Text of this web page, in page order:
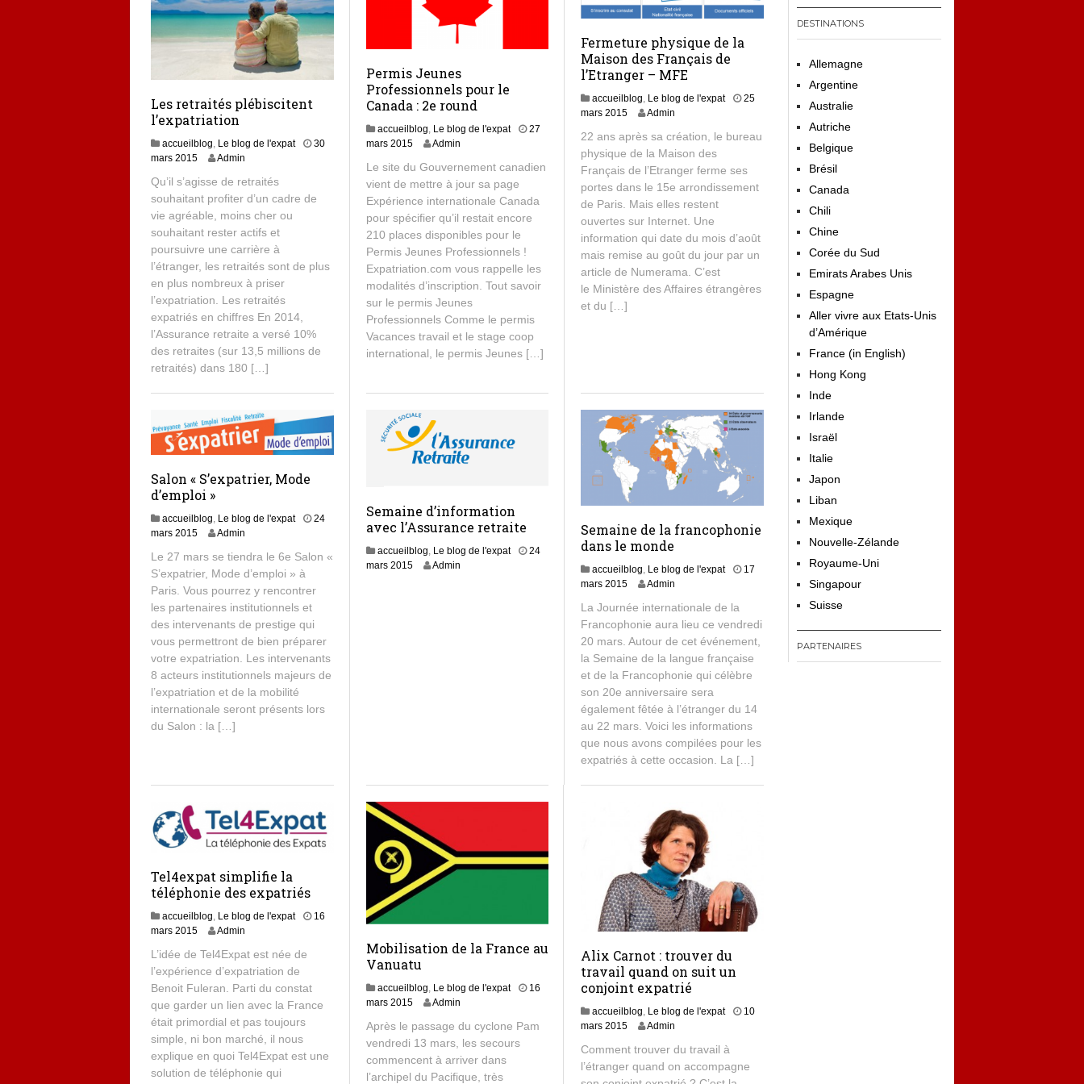
Les retraités plébiscitent
l’expatriation
accueilblog, Le blog de l'expat
30
mars 2015
Admin
Qu’il s’agisse de retraités
souhaitant profiter d’un cadre de
vie agréable, moins cher ou
souhaitant rester actifs et
poursuivre une carrière à
l’étranger, les retraités sont de plus
en plus nombreux à priser
l’expatriation. Les retraités
expatriés en chiffres En 2014,
l’Assurance retraite a versé 10%
des retraites (sur 13,5 millions de
retraités) dans 180 […]
Permis Jeunes
Professionnels pour le
Canada : 2e round
accueilblog, Le blog de l'expat
27
mars 20152
m
a
r
s
1
5
Admin
Le site du Gouvernement canadien
vient de mettre à jour sa page
Expérience internationale Canada
pour spécifier qu’il restait encore
210 places disponibles pour le
Permis Jeunes Professionnels !
Expatriation.com vous rappelle les
modalités d’inscription. Tout savoir
sur le permis Jeunes
Professionnels Comme le permis
Vacances travail et le stage coop
international, le permis Jeunes […]
Fermeture physique de la
Maison des Français de
l’Etranger – MFE
accueilblog Le blog de l'expat
25
mars 20152
m
a
r
s
2
1
5
Admin
22 ans après sa création, le bureau
physique de la Maison des
Français de l’Etranger ferme ses
portes dans le 15e arrondissement
de Paris. Mais elles restent
ouvertes sur Internet. Une
information qui date du mois d’août
mais remise au goût du jour par un
article de Numerama. C’est
le Ministère des Affaires étrangères
et du […]
Salon « S’expatrier, Mode
d’emploi »
accueilblog, Le blog de l'expat
24
mars 2015
Admin
Le 27 mars se tiendra le 6e Salon «
S’expatrier, Mode d’emploi‬ » à
Paris. Vous pourrez y rencontrer
les partenaires institutionnels et
des intervenants de prestige qui
vous permettront de bien préparer
votre expatriation. Les intervenants
8 acteurs institutionnels majeurs de
l’expatriation et de la mobilité
internationale seront présents lors
du Salon : la […]
Semaine d’information
avec l’Assurance retraite
accueilblog, Le blog de l'expat
24
mars 20156
Admin
Semaine de la francophonie
dans le monde
accueilblog, Le blog de l'expat
17
mars 20151
m
a
r
s
2
1
5
Admin
La Journée internationale de la
Francophonie aura lieu ce vendredi
20 mars. Autour de cet événement,
la Semaine de la langue française
et de la Francophonie qui célèbre
son 20e anniversaire sera
également fêtée à l’étranger du 14
au 22 mars. Voici les informations
que nous avons compilées pour les
expatriés à cette occasion. La […]
Tel4expat simplifie la
téléphonie des expatriés
accueilblog, Le blog de l'expat
16
mars 2015
Admin
L’idée de Tel4Expat est née de
l’expérience d’expatriation de
Benoit Fuleran. Parti du constat
que garder un lien avec la France
était primordial et pas toujours
simple, ni bon marché, il nous
explique en quoi Tel4Expat est une
solution de téléphonie qui
Mobilisation de la France au
Vanuatu
accueilblog Le blog de l'expat
16
mars 20151
m
a
r
s
Admin
Après le passage du cyclone Pam
vendredi 13 mars, les secours
commencent à arriver dans
l’archipel du Pacifique, très
Alix Carnot : trouver du
travail quand on suit un
conjoint expatrié
accueilblog Le blog de l'expat
10
mars 20158
a
r
Admin
Comment trouver du travail à
l’étranger quand on accompagne
DESTINATIONS
Allemagne
Argentine
Australie
Autriche
Belgique
Brésil
Canada
Chili
Chine
Corée du Sud
Emirats Arabes Unis
Espagne
Aller vivre aux Etats-Unis
d’Amérique
France (in English)
Hong Kong
Inde
Irlande
Israël
Italie
Japon
Liban
Mexique
Nouvelle-Zélande
Royaume-Uni
Singapour
Suisse
PARTENAIRES